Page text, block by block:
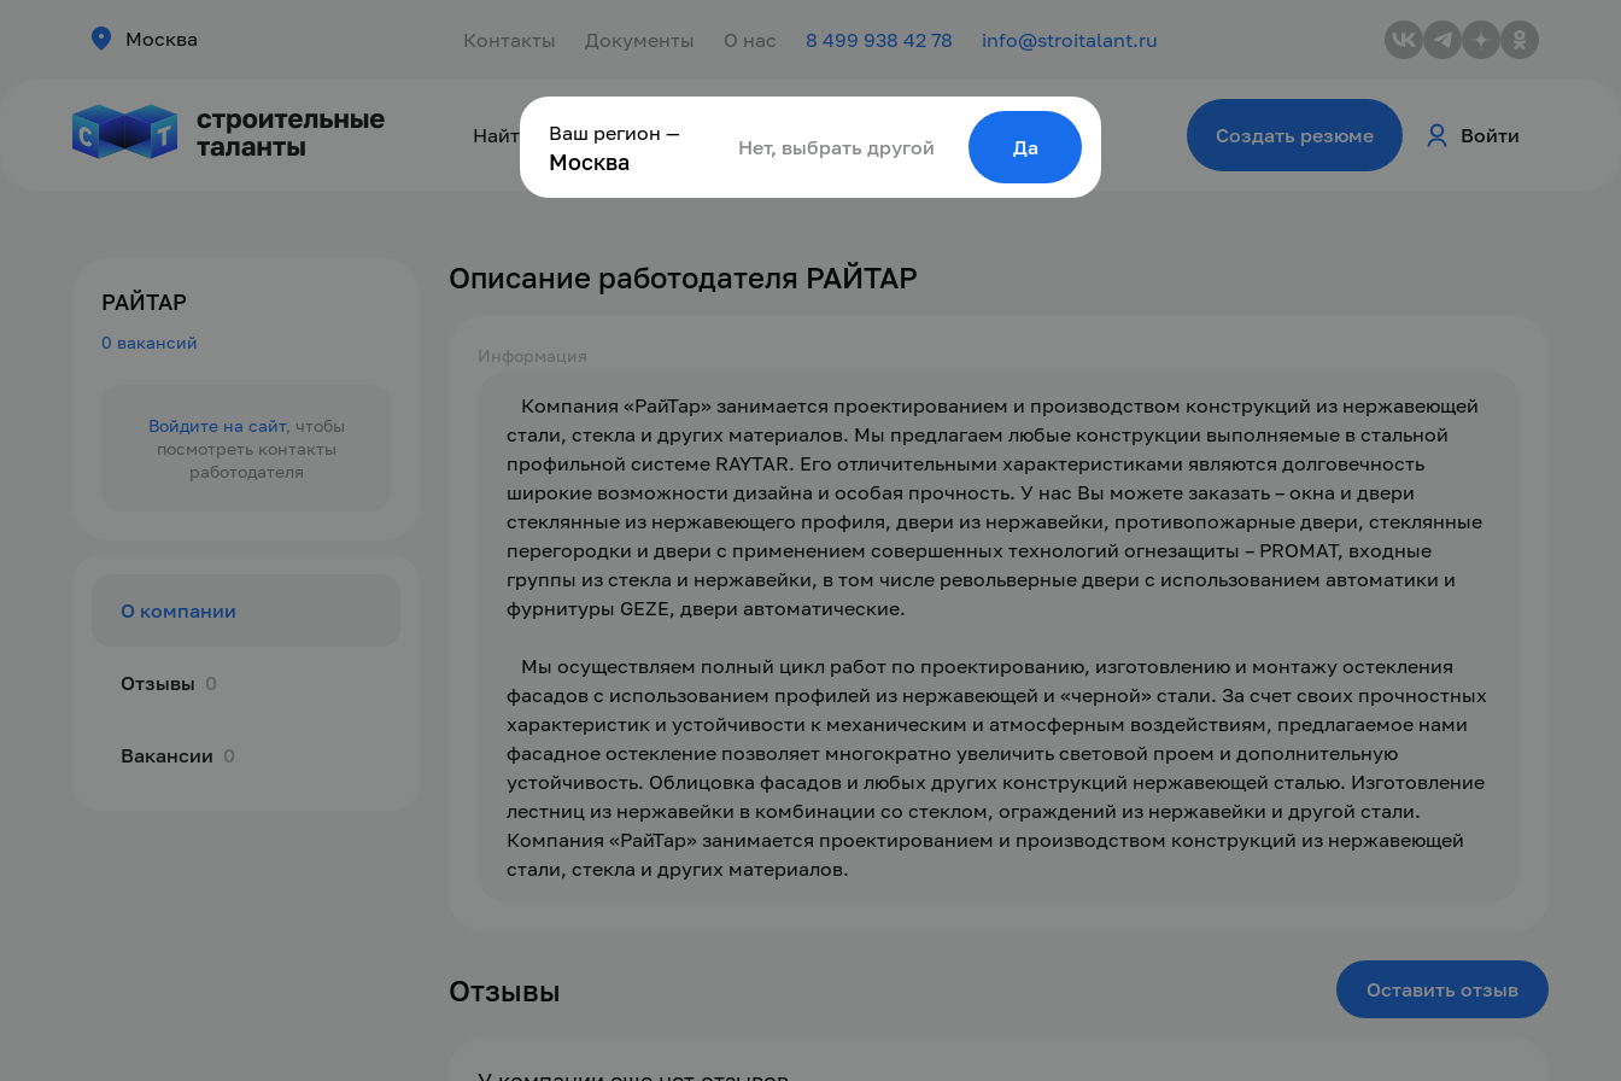
Москва Контакты Документы О нас 8 499 938 42 78 info@stroitalant.ru
Найти сотрудника Найти работу Для молодёжи Создать резюме Войти
РАЙТАР
0 вакансий
Войдите на сайт, чтобы
посмотреть контакты
работодателя
О компании
Отзывы 0
Вакансии 0
Описание работодателя РАЙТАР
Информация
Компания «РайТар» занимается проектированием и производством конструкций из нержавеющей
стали, стекла и других материалов. Мы предлагаем любые конструкции выполняемые в стальной
профильной системе RAYTAR. Его отличительными характеристиками являются долговечность
широкие возможности дизайна и особая прочность. У нас Вы можете заказать – окна и двери
стеклянные из нержавеющего профиля, двери из нержавейки, противопожарные двери, стеклянные
перегородки и двери с применением совершенных технологий огнезащиты – PROMAT, входные
группы из стекла и нержавейки, в том числе револьверные двери с использованием автоматики и
фурнитуры GEZE, двери автоматические.
Мы осуществляем полный цикл работ по проектированию, изготовлению и монтажу остекления
фасадов с использованием профилей из нержавеющей и «черной» стали. За счет своих прочностных
характеристик и устойчивости к механическим и атмосферным воздействиям, предлагаемое нами
фасадное остекление позволяет многократно увеличить световой проем и дополнительную
устойчивость. Облицовка фасадов и любых других конструкций нержавеющей сталью. Изготовление
лестниц из нержавейки в комбинации со стеклом, ограждений из нержавейки и другой стали.
Компания «РайТар» занимается проектированием и производством конструкций из нержавеющей
стали, стекла и других материалов.
Отзывы Оставить отзыв
Ваш регион —
Москва
Нет, выбрать другой Да